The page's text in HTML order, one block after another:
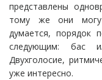
представлены
тому же они
думается, порядок
следующим: бас
Двухголосие,
уже интересно.